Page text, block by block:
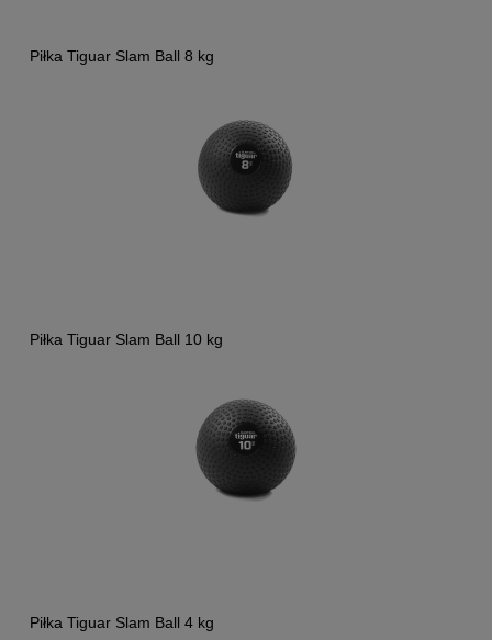
Piłka Tiguar Slam Ball 8 kg
Piłka Tiguar Slam Ball 10 kg
Piłka Tiguar Slam Ball 4 kg